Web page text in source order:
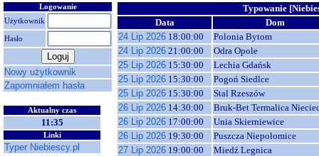
Logowanie
Użytkownik
Hasło
Nowy użytkownik
Zapomniałem hasła
Aktualny czas
11:35
Linki
Typer Niebiescy.pl
Typowanie
Data
Dom
24 Lip 2026 18:00:00
Polonia Bytom
24 Lip 2026 21:00:00
Odra Opole
25 Lip 2026 15:30:00
Lechia Gdańsk
25 Lip 2026 15:30:00
Pogoń Siedlce
25 Lip 2026 15:30:00
Stal Rzeszów
26 Lip 2026 14:30:00
Bruk-Bet Termalica
26 Lip 2026 17:00:00
Unia Skierniewice
26 Lip 2026 19:30:00
Puszcza Niepołomice
27 Lip 2026 19:00:00
Miedź Legnica